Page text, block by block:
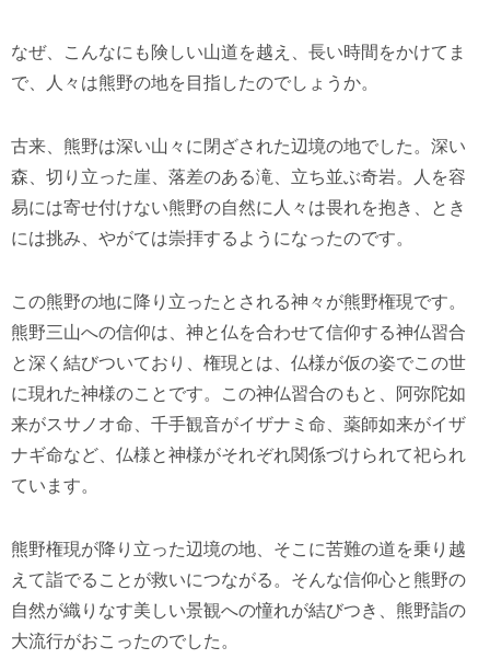
なぜ、こんなにも険しい山道を越え、長い時間をかけてま
で、人々は熊野の地を目指したのでしょうか。
古来、熊野は深い山々に閉ざされた辺境の地でした。深い
森、切り立った崖、落差のある滝、立ち並ぶ奇岩。人を容
易には寄せ付けない熊野の自然に人々は畏れを抱き、とき
には挑み、やがては崇拝するようになったのです。
この熊野の地に降り立ったとされる神々が熊野権現です。
熊野三山への信仰は、神と仏を合わせて信仰する神仏習合
と深く結びついており、権現とは、仏様が仮の姿でこの世
に現れた神様のことです。この神仏習合のもと、阿弥陀如
来がスサノオ命、千手観音がイザナミ命、薬師如来がイザ
ナギ命など、仏様と神様がそれぞれ関係づけられて祀られ
ています。
熊野権現が降り立った辺境の地、そこに苦難の道を乗り越
えて詣でることが救いにつながる。そんな信仰心と熊野の
自然が織りなす美しい景観への憧れが結びつき、熊野詣の
大流行がおこったのでした。